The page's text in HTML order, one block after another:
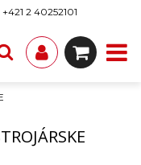
+421 2 40252101